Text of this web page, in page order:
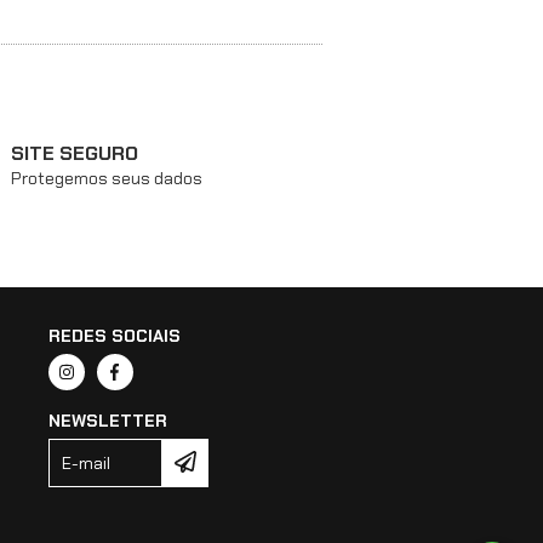
SITE SEGURO
Protegemos seus dados
REDES SOCIAIS
NEWSLETTER